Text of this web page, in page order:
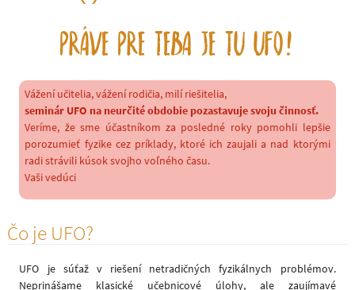
Práve pre Teba je tu UFO!
Vážení učitelia, vážení rodičia, milí riešitelia,
seminár UFO na neurčité obdobie pozastavuje svoju činnosť.
Veríme, že sme účastníkom za posledné roky pomohli lepšie
porozumieť fyzike cez príklady, ktoré ich zaujali a nad ktorými
radi strávili kúsok svojho voľného času.
Vaši vedúci
Čo je UFO?
UFO je súťaž v riešení netradičných fyzikálnych problémov.
Neprinášame klasické učebnicové úlohy, ale zaujímavé